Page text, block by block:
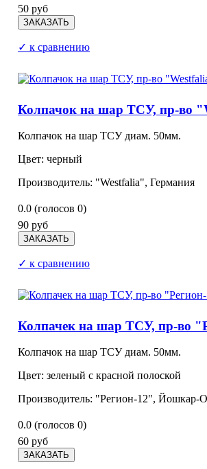
50 руб
✓ к сравнению
Колпачок на шар ТСУ, пр-во
Колпачок на шар ТСУ диам. 50мм.
Цвет: черный
Производитель: "Westfalia", Германия
0.0 (голосов 0)
90 руб
✓ к сравнению
Колпачек на шар ТСУ, пр-во
Колпачок на шар ТСУ диам. 50мм.
Цвет: зеленый с красной полоской
Производитель: "Регион-12", Йошкар-
0.0 (голосов 0)
60 руб